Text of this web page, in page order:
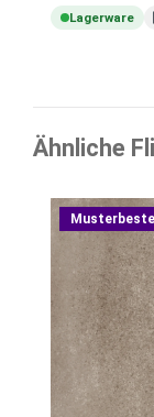
Lagerware
Ähnliche